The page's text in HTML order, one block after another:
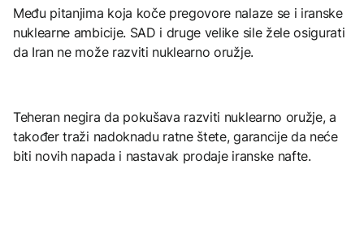
Među pitanjima koja koče pregovore nalaze se i iranske
nuklearne ambicije. SAD i druge velike sile žele osigurati
da Iran ne može razviti nuklearno oružje.
Teheran negira da pokušava razviti nuklearno oružje, a
također traži nadoknadu ratne štete, garancije da neće
biti novih napada i nastavak prodaje iranske nafte.